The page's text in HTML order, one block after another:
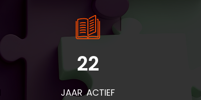
22
JAAR ACTIEF